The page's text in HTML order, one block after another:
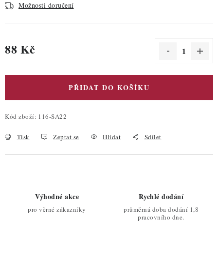
Možnosti doručení
88 Kč
PŘIDAT DO KOŠÍKU
Kód zboží: 116-SA22
Tisk Zeptat se Hlídat Sdílet
Výhodné akce
pro věrné zákazníky
Rychlé dodání
průměrná doba dodání 1,8
pracovního dne.